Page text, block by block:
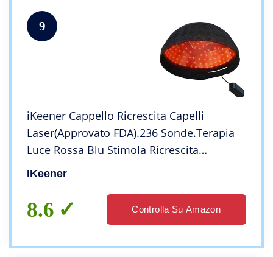
9
iKeener Cappello Ricrescita Capelli
Laser(Approvato FDA).236 Sonde.Terapia
Luce Rossa Blu Stimola Ricrescita
Capelli,Elimina Caduta Capelli,Trattamento
Laser)
IKeener
8.6 Controlla Su Amazon